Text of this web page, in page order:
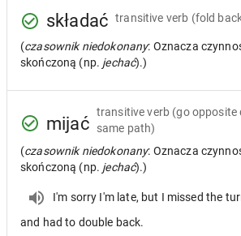
składać transitive verb (fold
(czasownik niedokonany: Oznacza
skończoną (np. jechać).)
mijać
transitive verb (go opposite
same path)
(czasownik niedokonany: Oznacza
skończoną (np. jechać).)
I'm sorry I'm late, but I missed the
and had to double back.